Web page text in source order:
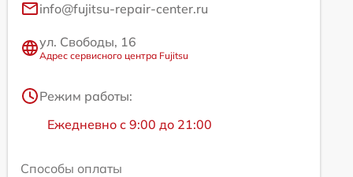
info@fujitsu-repair-center.ru
ул. Свободы, 16
Адрес сервисного центра Fujitsu
Режим работы:
Ежедневно с 9:00 до 21:00
Способы оплаты